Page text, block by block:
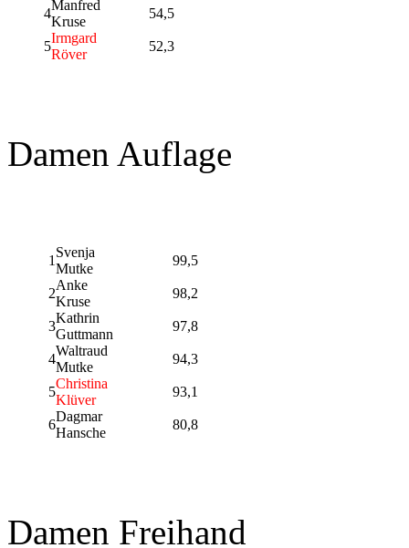
4
Manfred
Kruse
54,5
5
Irmgard
Röver
52,3
Damen Auflage
1
Svenja
Mutke
99,5
2
Anke
Kruse
98,2
3
Kathrin
Guttmann
97,8
4
Waltraud
Mutke
94,3
5
Christina
Klüver
93,1
6
Dagmar
Hansche
80,8
Damen Freihand